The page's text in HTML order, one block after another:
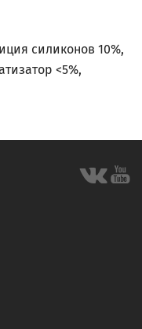
силиконов 10%,
<5%,